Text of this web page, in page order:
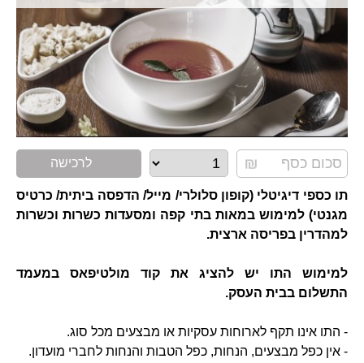
לרכישה
תו כספי דיגיטלי (קופון סלולרי/ מייל/ הדפסה ביתית/ כרטיס
מגנטי) למימוש במאות בתי קפה ומסעדות כשרות וכשרות
למהדרין בפריסה ארצית.
למימוש התו יש להציג את קוד מולטיפאס במעמד
התשלום בבית העסק.
- התו אינו תקף לארוחות עסקיות או מבצעים מכל סוג.
- אין כפל מבצעים, הנחות, כפל הטבות והנחות לחברי מועדון.